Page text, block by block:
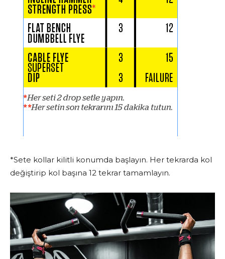
*Sete kollar kilitli konumda başlayın. Her tekrarda kol
değiştirip kol başına 12 tekrar tamamlayın.